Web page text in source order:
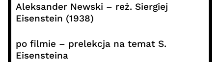
Aleksander Newski – reż. Siergiej
Eisenstein (1938)
po filmie – prelekcja na temat S.
Eisensteina